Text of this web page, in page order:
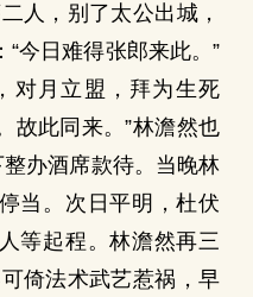
人，别了太公出城，
今日难得张郎来此。”
对月立盟，拜为生死
故此同来。”林澹然也
整办酒席款待。当晚林
当。次日平明，杜伏
等起程。林澹然再三
倚法术武艺惹祸，早